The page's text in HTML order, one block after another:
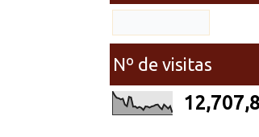
Nº de visitas